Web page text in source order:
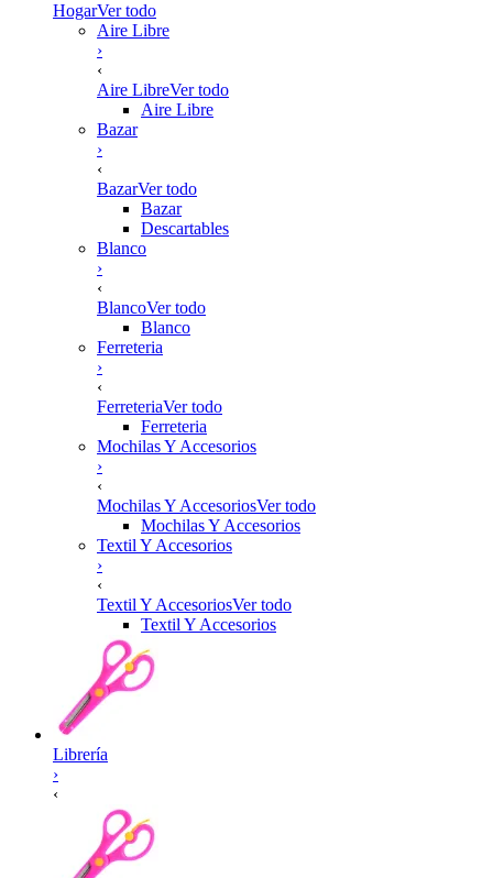
HogarVer todo
Aire Libre
›
‹
Aire LibreVer todo
Aire Libre
Bazar
›
‹
BazarVer todo
Bazar
Descartables
Blanco
›
‹
BlancoVer todo
Blanco
Ferreteria
›
‹
FerreteriaVer todo
Ferreteria
Mochilas Y Accesorios
›
‹
Mochilas Y AccesoriosVer todo
Mochilas Y Accesorios
Textil Y Accesorios
›
‹
Textil Y AccesoriosVer todo
Textil Y Accesorios
Librería
›
‹